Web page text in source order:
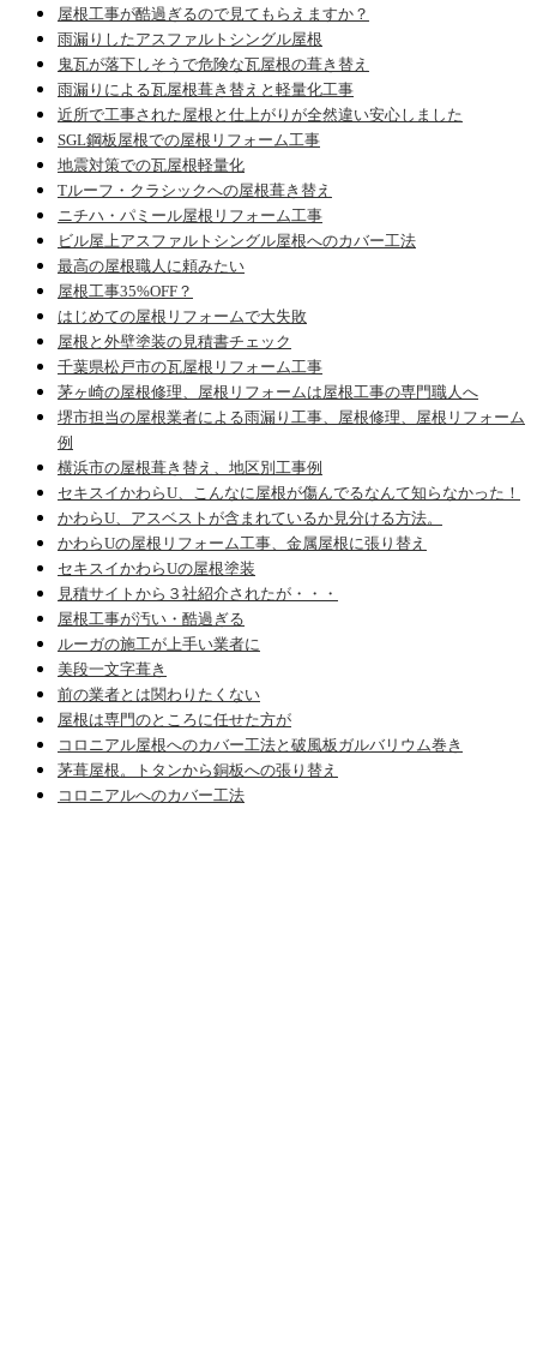
屋根工事が酷過ぎるので見てもらえますか？
雨漏りしたアスファルトシングル屋根
鬼瓦が落下しそうで危険な瓦屋根の葺き替え
雨漏りによる瓦屋根葺き替えと軽量化工事
近所で工事された屋根と仕上がりが全然違い安心しました
SGL鋼板屋根での屋根リフォーム工事
地震対策での瓦屋根軽量化
Tルーフ・クラシックへの屋根葺き替え
ニチハ・パミール屋根リフォーム工事
ビル屋上アスファルトシングル屋根へのカバー工法
最高の屋根職人に頼みたい
屋根工事35%OFF？
はじめての屋根リフォームで大失敗
屋根と外壁塗装の見積書チェック
千葉県松戸市の瓦屋根リフォーム工事
茅ヶ崎の屋根修理、屋根リフォームは屋根工事の専門職人へ
堺市担当の屋根業者による雨漏り工事、屋根修理、屋根リフォーム
例
横浜市の屋根葺き替え、地区別工事例
セキスイかわらU、こんなに屋根が傷んでるなんて知らなかった！
かわらU、アスベストが含まれているか見分ける方法。
かわらUの屋根リフォーム工事、金属屋根に張り替え
セキスイかわらUの屋根塗装
見積サイトから３社紹介されたが・・・
屋根工事が汚い・酷過ぎる
ルーガの施工が上手い業者に
美段一文字葺き
前の業者とは関わりたくない
屋根は専門のところに任せた方が
コロニアル屋根へのカバー工法と破風板ガルバリウム巻き
茅葺屋根。トタンから銅板への張り替え
コロニアルへのカバー工法